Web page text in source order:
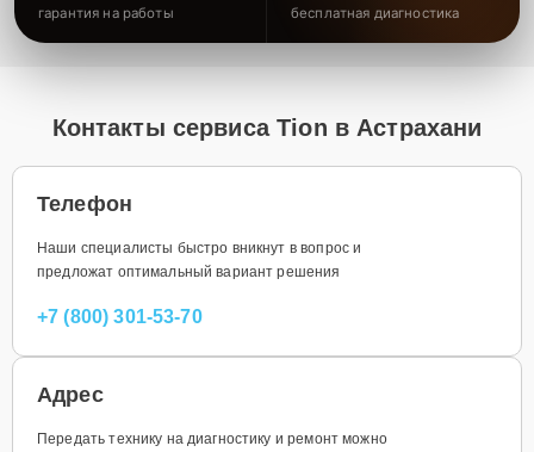
гарантия на работы бесплатная диагностика
Контакты сервиса Tion в Астрахани
Телефон
Наши специалисты быстро вникнут в вопрос и
предложат оптимальный вариант решения
+7 (800) 301-53-70
Адрес
Передать технику на диагностику и ремонт можно